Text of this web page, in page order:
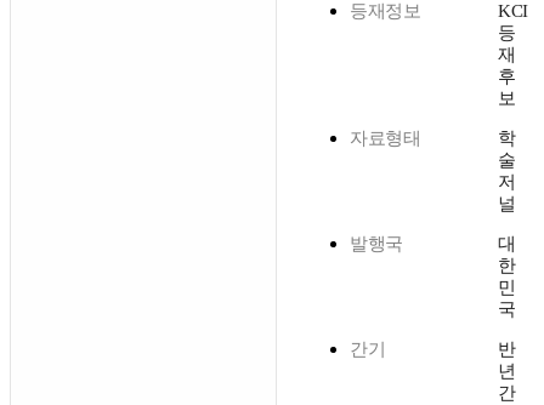
등재정보
KCI
등
재
후
보
자료형태
학
술
저
널
발행국
대
한
민
국
간기
반
년
간